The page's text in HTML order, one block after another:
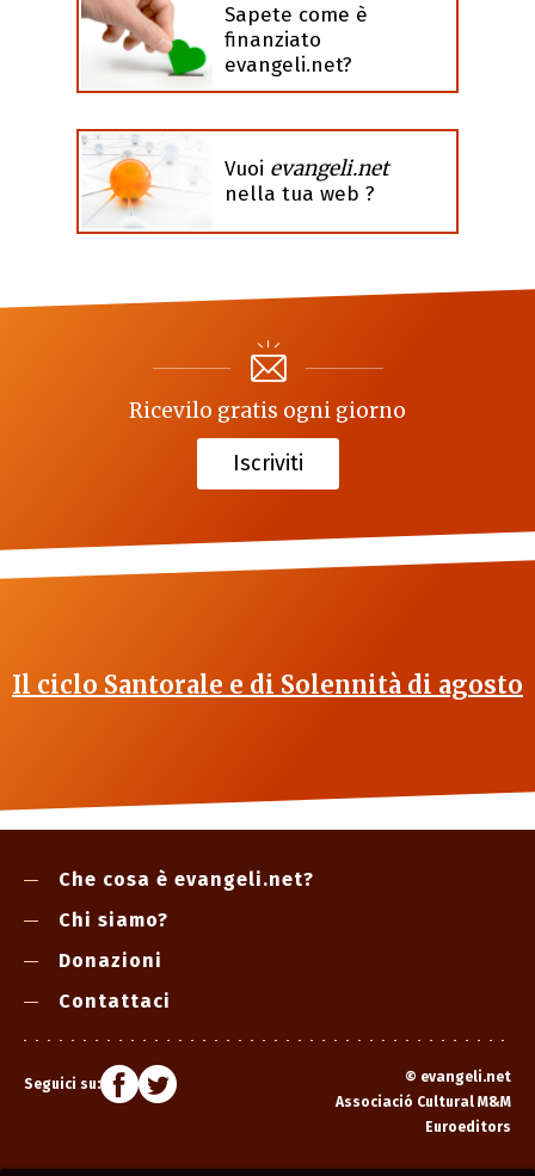
Sapete come è
finanziato
evangeli.net?
Vuoi evangeli.net
nella tua web ?
Ricevilo gratis ogni giorno
Iscriviti
Il ciclo Santorale e di Solennità di agosto
Che cosa è evangeli.net?
Chi siamo?
Donazioni
Contattaci
Seguici su: © evangeli.net
Associació Cultural M&M
Euroeditors